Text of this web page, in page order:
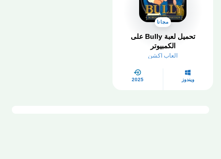
مجانا
تحميل لعبة Bully على
الكمبيوتر
العاب اكشن
ويندوز 2025